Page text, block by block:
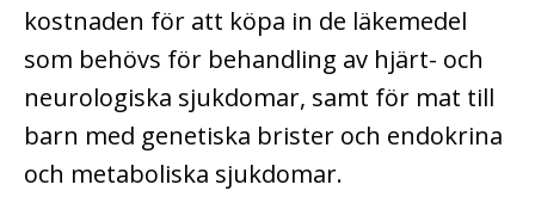
kostnaden för att köpa in de läkemedel
som behövs för behandling av hjärt- och
neurologiska sjukdomar, samt för mat till
barn med genetiska brister och endokrina
och metaboliska sjukdomar.